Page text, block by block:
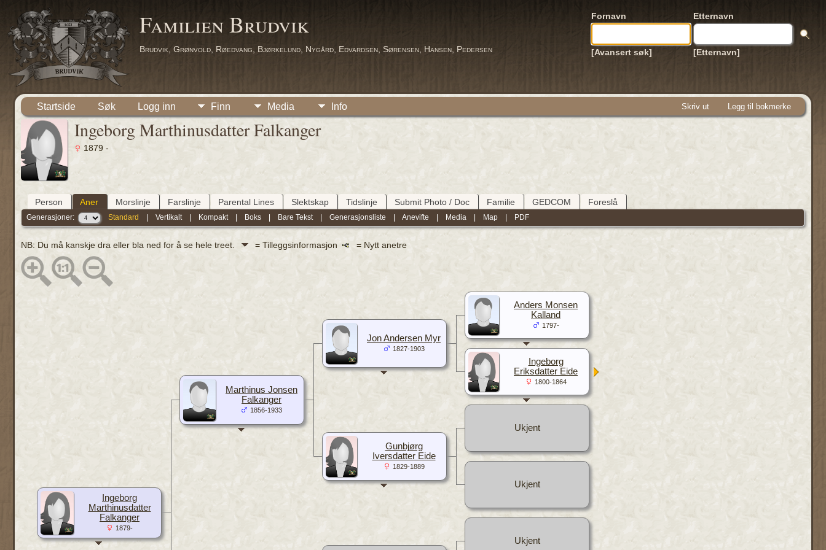
Familien Brudvik
Brudvik, Grønvold, Røedvang, Bjørkelund, Nygård, Edvardsen, Sørensen, Hansen, Pedersen
Fornavn Etternavn
[Avansert søk] [Etternavn]
Startside Søk Logg inn Finn Media Info Skriv ut Legg til bokmerke
Ingeborg Marthinusdatter Falkanger
1879 -
Person Aner Morslinje Farslinje Parental Lines Slektskap Tidslinje Submit Photo / Doc Familie GEDCOM Foreslå
Generasjoner: Standard |Vertikalt | Kompakt | Boks | Bare Tekst |Generasjonsliste |Anevifte | Media | Map | PDF
NB: Du må kanskje dra eller bla ned for å se hele treet. = Tilleggsinformasjon = Nytt anetre
Ingeborg
Marthinusdatter
Falkanger
1879-
Marthinus Jonsen
Falkanger
1856-1933
Jon Andersen Myr
1827-1903
Anders Monsen
Kalland
1797-
Ingeborg
Eriksdatter Eide
1800-1864
Gunbjørg
Iversdatter Eide
1829-1889
Ukjent
Ukjent
Ukjent